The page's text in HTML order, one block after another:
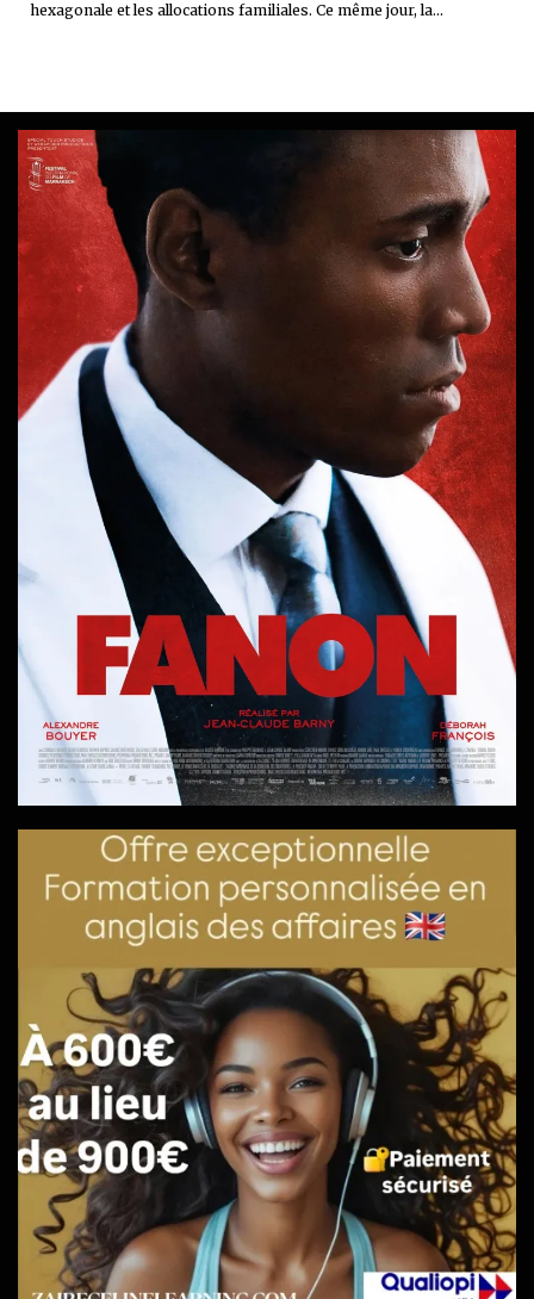
hexagonale et les allocations familiales. Ce même jour, la...